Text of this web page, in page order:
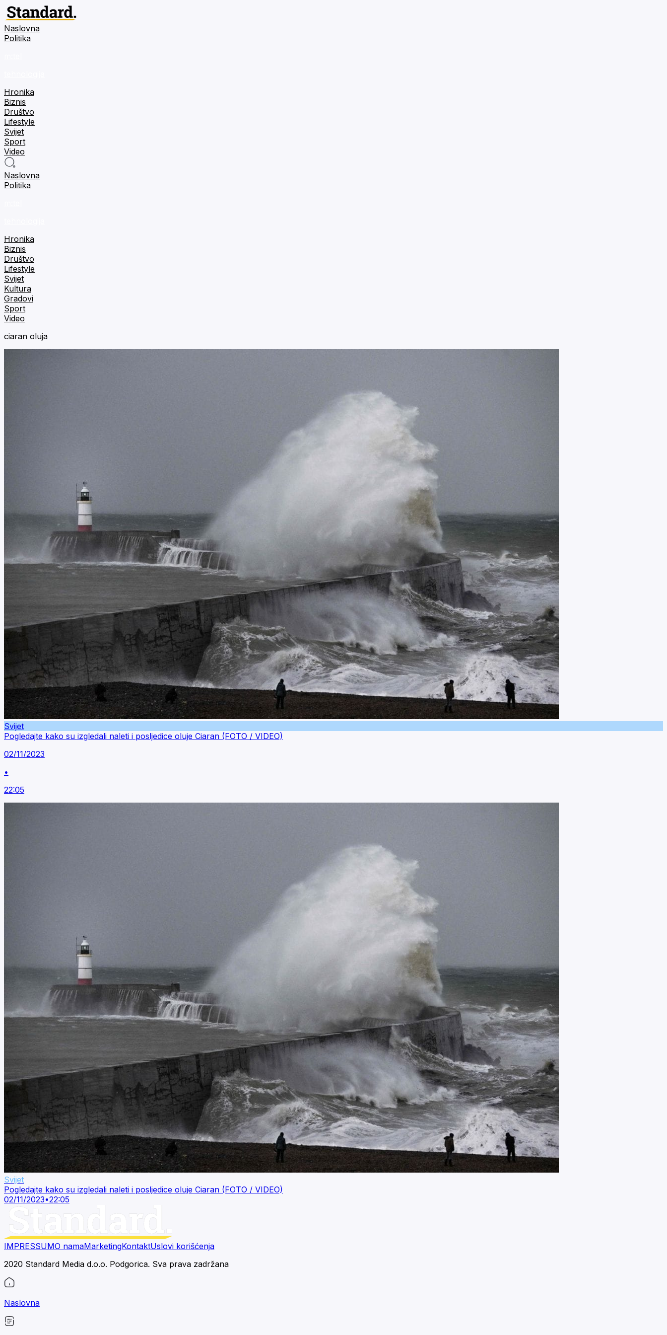
Naslovna
Politika
Hronika
Biznis
Društvo
Lifestyle
Svijet
Sport
Video
Naslovna
Politika
Hronika
Biznis
Društvo
Lifestyle
Svijet
Kultura
Gradovi
Sport
Video
ciaran oluja
Svijet
Pogledajte kako su izgledali naleti i posljedice oluje Ciaran (FOTO / VIDEO)
02/11/2023
•
22:05
Svijet
Pogledajte kako su izgledali naleti i posljedice oluje Ciaran (FOTO / VIDEO)
02/11/2023•22:05
IMPRESSUMO namaMarketingKontaktUslovi korišćenja
2020 Standard Media d.o.o. Podgorica. Sva prava zadržana
Naslovna